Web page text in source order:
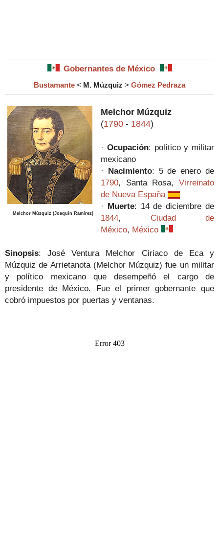
Gobernantes de México
Bustamante < M. Múzquiz > Gómez Pedraza
Melchor Múzquiz (Joaquín Ramírez)
Melchor Múzquiz
(1790 - 1844)
· Ocupación: político y militar
mexicano
· Nacimiento: 5 de enero de
1790, Santa Rosa, Virreinato
de Nueva España
· Muerte: 14 de diciembre de
1844, Ciudad de
México, México
Sinopsis:José Ventura Melchor Ciriaco de Eca y
Múzquiz de Arrietanota (Melchor Múzquiz) fue un militar
y político mexicano que desempeñó el cargo de
presidente de México. Fue el primer gobernante que
cobró impuestos por puertas y ventanas.